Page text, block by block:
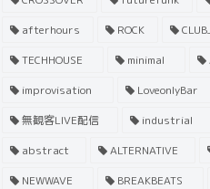
afterhours
ROCK
TECHHOUSE
minimal
improvisation
LoveonlyBar
無観客LIVE配信
industrial
abstract
ALTERNATIVE
NEWWAVE
BREAKBEATS